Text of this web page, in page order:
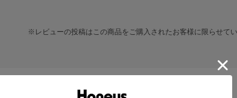
※レビューの投稿はこの商品をご購入されたお客様に限らせてい